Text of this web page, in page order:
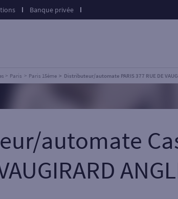
Banque privée
Paris Paris 15ème Distributeur/automate PARIS 377 RUE DE
automate